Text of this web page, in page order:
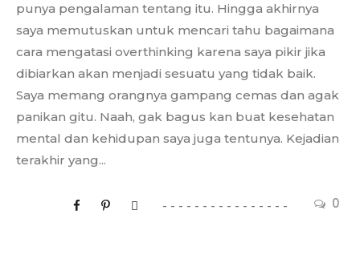
0
punya pengalaman tentang itu. Hingga akhirnya
saya memutuskan untuk mencari tahu bagaimana
cara mengatasi overthinking karena saya pikir jika
dibiarkan akan menjadi sesuatu yang tidak baik.
Saya memang orangnya gampang cemas dan agak
panikan gitu. Naah, gak bagus kan buat kesehatan
mental dan kehidupan saya juga tentunya. Kejadian
terakhir yang...